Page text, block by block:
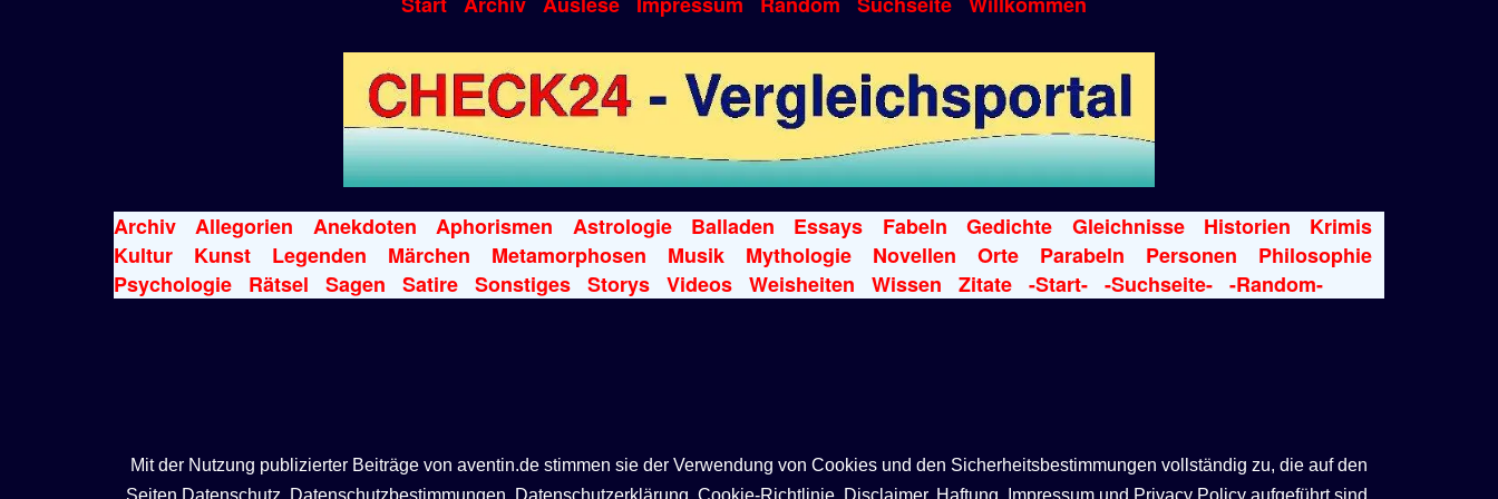
Archiv Allegorien Anekdoten Aphorismen Astrologie Balladen Essays Fabeln Gedichte Gleichnisse Historien
Krimis
Kultur
Kunst Legenden Märchen Metamorphosen Musik Mythologie Novellen Orte Parabeln Personen
Philosophie
Psychologie
Rätsel Sagen Satire Sonstiges Storys Videos Weisheiten Wissen Zitate -Start- -Suchseite- -Random-
Mit der Nutzung publizierter Beiträge von aventin.de stimmen sie der Verwendung von Cookies und den Sicherheitsbestimmungen vollständig zu, die auf den
Seiten Datenschutz, Datenschutzbestimmungen, Datenschutzerklärung, Cookie-Richtlinie, Disclaimer, Haftung, Impressum und Privacy Policy aufgeführt sind.